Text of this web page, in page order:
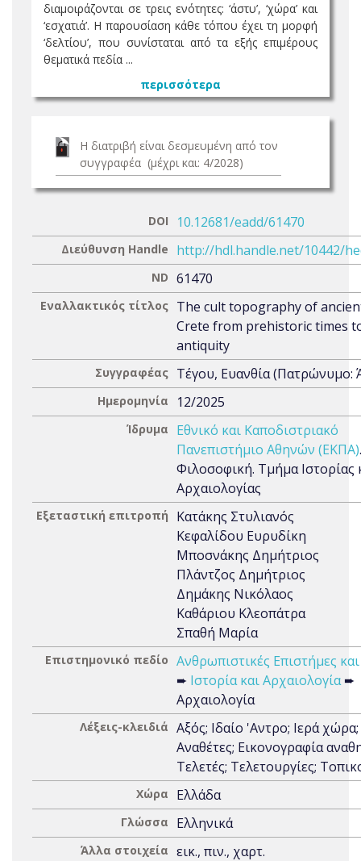
διαμοιράζονται σε τρεις ενότητες: ‘άστυ’, ‘χώρα’ και
‘εσχατιά’. Η παρουσίαση κάθε τόπου έχει τη μορφή
‘δελτίου’, που συνίσταται από τα εξής επιμέρους
θεματικά πεδία ...
περισσότερα
Η διατριβή είναι δεσμευμένη από τον
συγγραφέα (μέχρι και: 4/2028)
DOI 10.12681/eadd/61470
Διεύθυνση Handle http://hdl.handle.net/10442/
ND 61470
Εναλλακτικός τίτλος The cult topography of
Crete from prehistoric times
antiquity
Συγγραφέας Τέγου, Ευανθία (Πατρώνυμο:
Ημερομηνία 12/2025
Ίδρυμα
Εθνικό και Καποδιστριακό
Πανεπιστήμιο Αθηνών (ΕΚΠΑ)
Φιλοσοφική. Τμήμα Ιστορίας
Αρχαιολογίας
Εξεταστική επιτροπή
Κατάκης Στυλιανός
Κεφαλίδου Ευρυδίκη
Μποσνάκης Δημήτριος
Πλάντζος Δημήτριος
Δημάκης Νικόλαος
Καθάριου Κλεοπάτρα
Σπαθή Μαρία
Επιστημονικό πεδίο Ανθρωπιστικές Επιστήμες
➨ Ιστορία και Αρχαιολογία➨
Αρχαιολογία
Λέξεις-κλειδιά Αξός; Ιδαίο 'Αντρο; Ιερά χώρα;
Αναθέτες; Εικονογραφία
Τελετές; Τελετουργίες;
Χώρα Ελλάδα
Γλώσσα Ελληνικά
Άλλα στοιχεία εικ., πιν., χαρτ.